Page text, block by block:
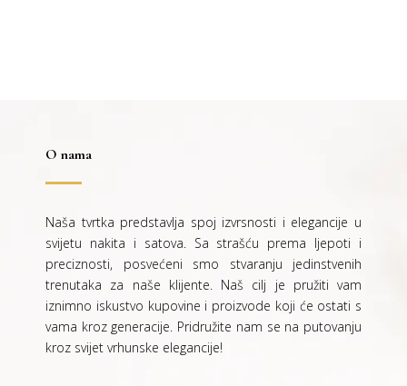
O nama
Naša tvrtka predstavlja spoj izvrsnosti i elegancije u
svijetu nakita i satova. Sa strašću prema ljepoti i
preciznosti, posvećeni smo stvaranju jedinstvenih
trenutaka za naše klijente. Naš cilj je pružiti vam
iznimno iskustvo kupovine i proizvode koji će ostati s
vama kroz generacije. Pridružite nam se na putovanju
kroz svijet vrhunske elegancije!